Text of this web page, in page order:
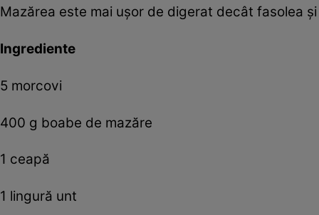
Mazărea este mai uşor de digerat decât fasolea
Ingrediente
5 morcovi
400 g boabe de mazăre
1 ceapă
1 lingură unt